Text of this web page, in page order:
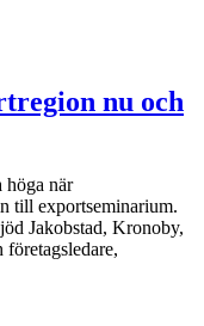
nu och
höga när
till exportseminarium.
Jakobstad, Kronoby,